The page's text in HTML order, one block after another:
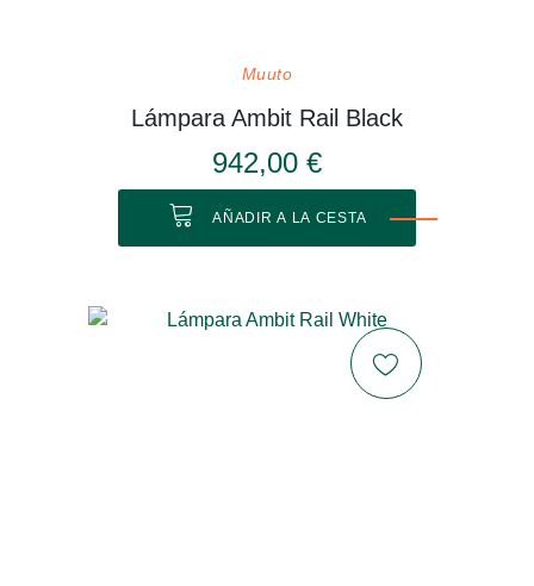
Muuto
Lámpara Ambit Rail Black
942,00 €
AÑADIR A LA CESTA